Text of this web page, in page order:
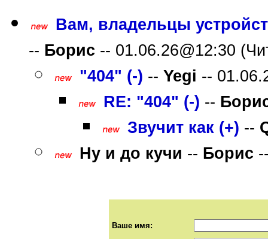
Вам, владельцы
-- Борис -- 01.06.26@12:30
"404" (-) -- Yegi --
RE: "404" (-) --
Звучит как (+) --
Ну и до кучи -- Борис
Ваше имя: